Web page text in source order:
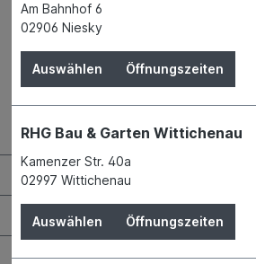
Kontaktdaten und Öffnungszeiten
RHG Helfer
Wissenswertes
Maschinen & Werkzeuge
Am Bahnhof 6
02906 Niesky
Auswählen Öffnungszeiten
RHG Bau & Garten Wittichenau
Kamenzer Str. 40a
02997 Wittichenau
Auswählen Öffnungszeiten